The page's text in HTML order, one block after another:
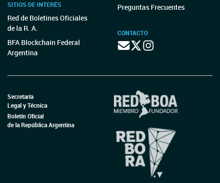
SITIOS DE INTERÉS
Red de Boletines Oficiales
de la R. A.
BFA Blockchain Federal
Argentina
Preguntas Frecuentes
CONTACTO
Secretaría
Legal y Técnica
Boletín Oficial
de la República Argentina